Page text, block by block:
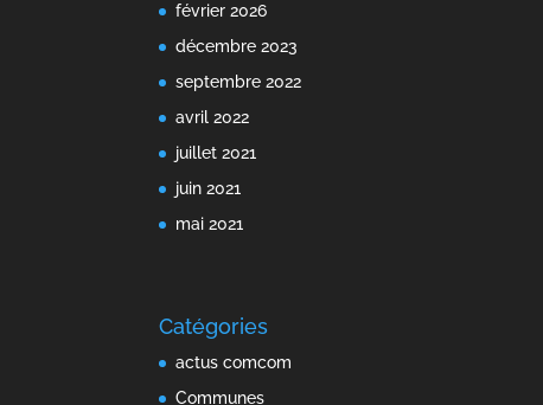
février 2026
décembre 2023
septembre 2022
avril 2022
juillet 2021
juin 2021
mai 2021
Catégories
actus comcom
Communes